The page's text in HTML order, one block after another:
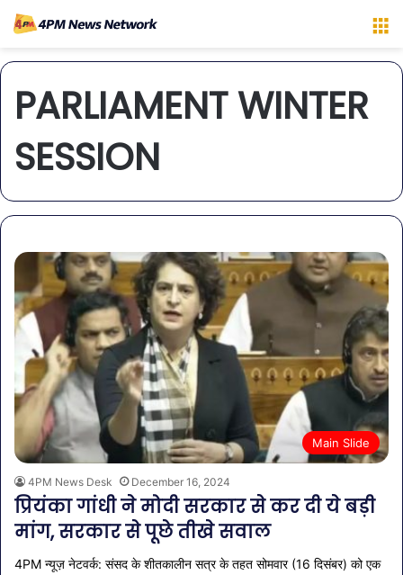
PARLIAMENT WINTER
SESSION
Main Slide
4PM News Desk December 16, 2024
प्रियंका गांधी ने मोदी सरकार से कर दी ये बड़ी
मांग, सरकार से पूछे तीखे सवाल
4PM न्यूज़ नेटवर्क: संसद के शीतकालीन सत्र के तहत सोमवार (16 दिसंबर) को एक